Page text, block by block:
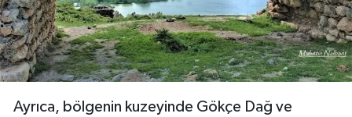
Ayrıca, bölgenin kuzeyinde Gökçe Dağ ve